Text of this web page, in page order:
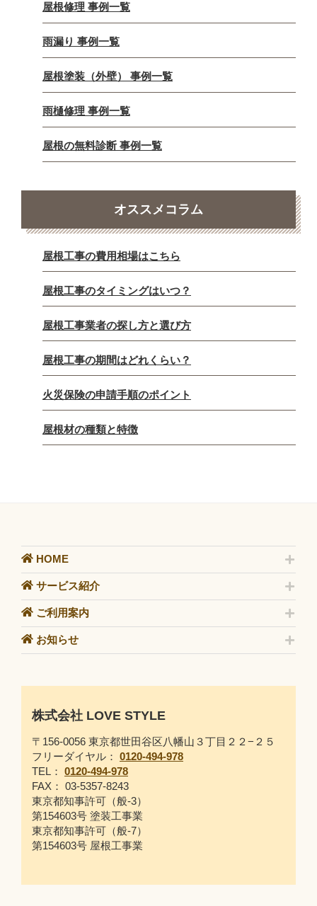
屋根修理 事例一覧
雨漏り 事例一覧
屋根塗装（外壁） 事例一覧
雨樋修理 事例一覧
屋根の無料診断 事例一覧
オススメコラム
屋根工事の費用相場はこちら
屋根工事のタイミングはいつ？
屋根工事業者の探し方と選び方
屋根工事の期間はどれくらい？
火災保険の申請手順のポイント
屋根材の種類と特徴
HOME
サービス紹介
ご利用案内
お知らせ
株式会社 LOVE STYLE
〒156-0056 東京都世田谷区八幡山３丁目２２−２５
フリーダイヤル： 0120-494-978
TEL： 0120-494-978
FAX： 03-5357-8243
東京都知事許可（般-3）
第154603号 塗装工事業
東京都知事許可（般-7）
第154603号 屋根工事業